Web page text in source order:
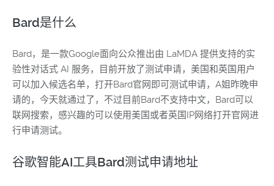
Bard是什么
Bard，是一款Google面向公众推出由 LaMDA 提供支持的实
验性对话式 AI 服务，目前开放了测试申请，美国和英国用户
可以加入候选名单，打开Bard官网即可测试申请，A姐昨晚申
请的，今天就通过了，不过目前Bard不支持中文，Bard可以
联网搜索，感兴趣的可以使用美国或者英国IP网络打开官网进
行申请测试。
谷歌智能AI工具Bard测试申请地址